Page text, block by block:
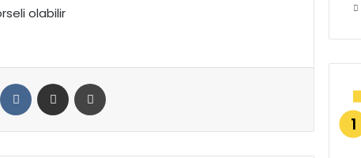
Reddit VKontakteE-Posta ile paylaş